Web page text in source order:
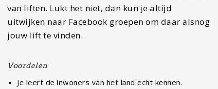
maar is dit wel nodig?
Je bent gebonden aan bepaalde plaatsen, en kan niet
bij alle prachtige plekjes langs de weg stoppen.